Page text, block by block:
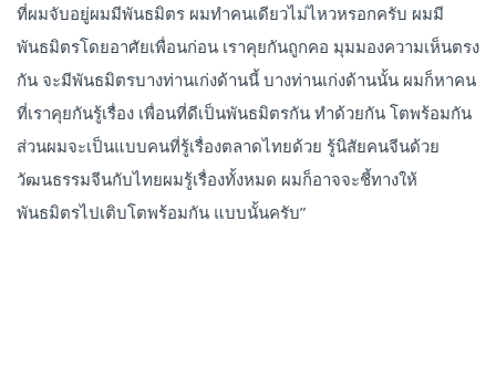
ที่ผมจับอยู่ผมมีพันธมิตร ผมทำคนเดียวไม่ไหวหรอกครับ ผมมี
พันธมิตรโดยอาศัยเพื่อนก่อน เราคุยกันถูกคอ มุมมองความเห็นตรง
กัน จะมีพันธมิตรบางท่านเก่งด้านนี้ บางท่านเก่งด้านนั้น ผมก็หาคน
ที่เราคุยกันรู้เรื่อง เพื่อนที่ดีเป็นพันธมิตรกัน ทำด้วยกัน โตพร้อมกัน
ส่วนผมจะเป็นแบบคนที่รู้เรื่องตลาดไทยด้วย รู้นิสัยคนจีนด้วย
วัฒนธรรมจีนกับไทยผมรู้เรื่องทั้งหมด ผมก็อาจจะชี้ทางให้
พันธมิตรไปเติบโตพร้อมกัน แบบนั้นครับ”